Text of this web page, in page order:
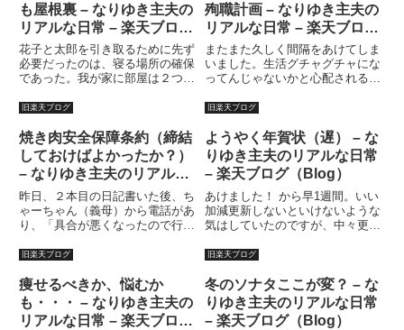
も屋根裏 – なりゆき主夫の
リアルな日常 – 楽天ブログ
（Blog）
花子と太郎を引き取るために先ず
必要だったのは、寝る場所の確保
であった。我が家に部屋は２つ。
室にはベッドが２つ。セミダブル
りたたみベッドで寝ていた。花子
や太郎、それに義母が泊まりに
来...
殉職計画 – なりゆき主夫の
リアルな日常 – 楽天ブログ
（Blog）
またまた久しく間隔をあけてしま
いました。生活グチャグチャにな
ってんじゃないかと心配される方
ても更新しなくてはブログとはい
ですが。いや、生活グチャグチャ
という意味ではなく・・・
（汗）...
旧楽天ブログ
焼き肉安全保障条約（締結
しておけばよかったか？）
– なりゆき主夫のリアルな
日常 – 楽天ブログ
（Blog）
昨日、２本目の日記書いた後、ち
ゃーちゃん（義母）から電話があ
り、「具合が悪くなったので行く
に、まさか・・・このブログのＵ
んなはずがない。（と思う）しか
し、昨日は確か、パソコンスク
ー...
旧楽天ブログ
ようやく年賀状（遅） – な
りゆき主夫のリアルな日常
– 楽天ブログ（Blog）
あけました！ から早1週間。いい
加減更新しないといけないような
気はしていたのですが、中々更新
降、子供達を妻の実家で面倒見て
仕事のケリをつけんがために、必
死で働く所存でありましたが・...
旧楽天ブログ
痩せるべきか、悩むか
も・・・ – なりゆき主夫の
リアルな日常 – 楽天ブログ
旧楽天ブログ
冬のソナタここが変？ – な
りゆき主夫のリアルな日常
– 楽天ブログ（Blog）